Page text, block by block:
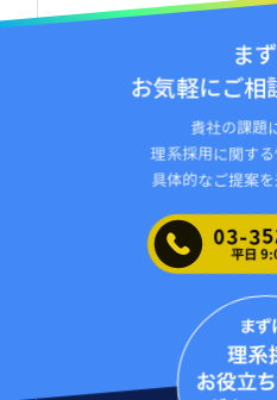
ま
お気軽にご相
貴社の課題
理系採⽤に関す
具体的なご提案を
03-
平日